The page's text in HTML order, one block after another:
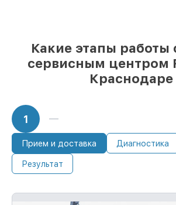
Какие этапы
сервисным центром
Краснодаре
1
Прием и доставка Диагностика
Результат